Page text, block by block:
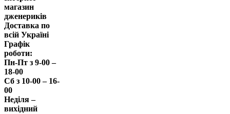
магазин
дженериків
Доставка по
всій Україні
Графік
роботи:
Пн-Пт з 9-00 –
18-00
Сб з 10-00 – 16-
00
Неділя –
вихідний